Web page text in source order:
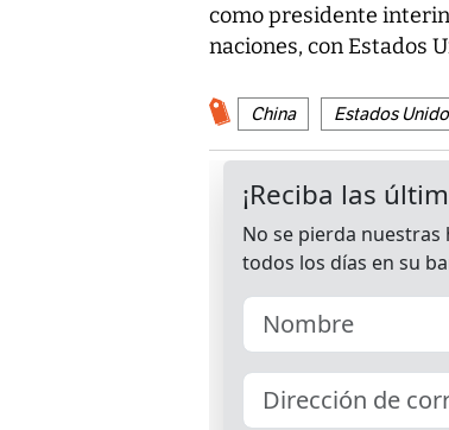
como presidente
naciones, con Estados
China Estados